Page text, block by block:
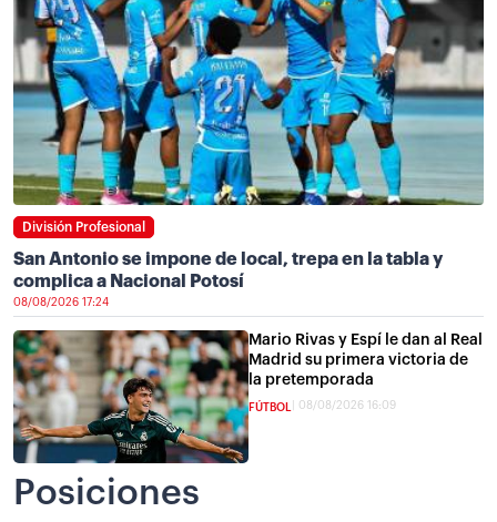
División Profesional
San Antonio se impone de local, trepa en la tabla y
complica a Nacional Potosí
08/08/2026 17:24
Mario Rivas y Espí le dan al Real
Madrid su primera victoria de
la pretemporada
FÚTBOL 08/08/2026 16:09
Posiciones